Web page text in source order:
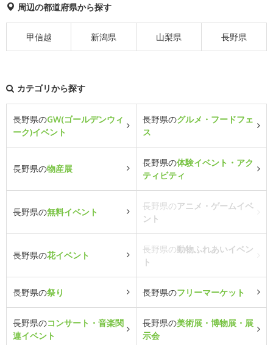
周辺の都道府県から探す
甲信越 新潟県 山梨県 長野県
カテゴリから探す
長野県のGW(ゴールデンウィ
ーク)イベント
長野県のグルメ・フードフェ
ス
長野県の物産展
長野県の体験イベント・アク
ティビティ
長野県の無料イベント
長野県のアニメ・ゲームイベ
ント
長野県の花イベント
長野県の動物ふれあいイベン
ト
長野県の祭り 長野県のフリーマーケット
長野県のコンサート・音楽関
連イベント
長野県の美術展・博物展・展
示会